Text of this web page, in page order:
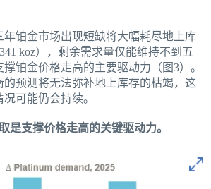
年铂金市场出现短缺将大幅耗尽地上库
koz），剩余需求量仅能维持不到五
铂金价格走高的主要驱动力（图3）。
的预测将无法弥补地上库存的枯竭，这
可能仍会持续。
是支撑价格走高的关键驱动力。